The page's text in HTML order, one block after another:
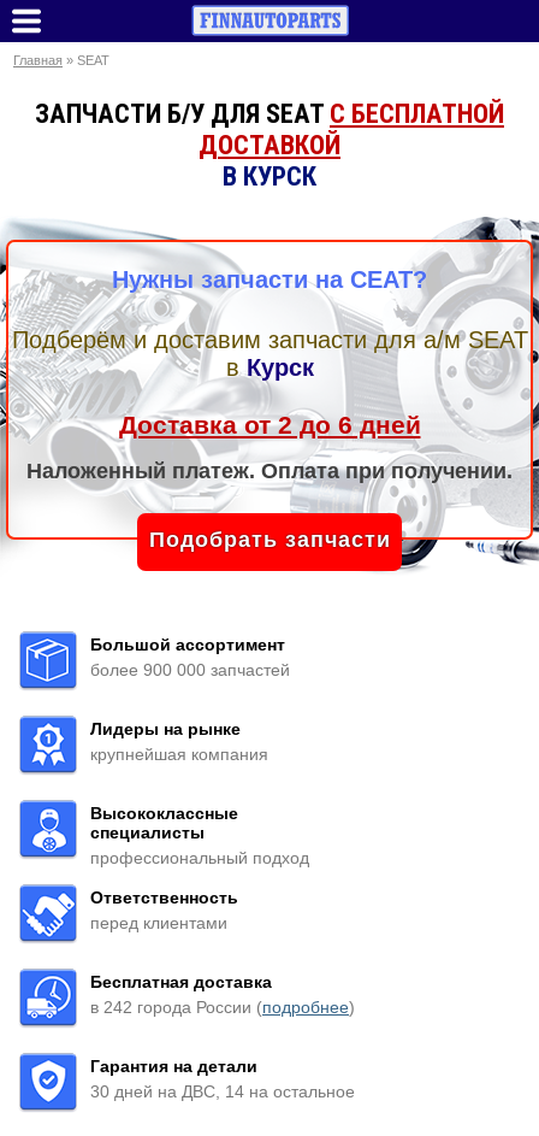
Главная » SEAT
ЗАПЧАСТИ Б/У ДЛЯ SEAT С БЕСПЛАТНОЙ
ДОСТАВКОЙ
В КУРСК
Нужны запчасти на СЕАТ?
Подберём и доставим запчасти для а/м SEAT
в Курск
Доставка от 2 до 6 дней
Наложенный платеж. Оплата при получении.
Подобрать запчасти
Большой ассортимент
более 900 000 запчастей
Лидеры на рынке
крупнейшая компания
Высококлассные
специалисты
профессиональный подход
Ответственность
перед клиентами
Бесплатная доставка
в 242 города России (подробнее)
Гарантия на детали
30 дней на ДВС, 14 на остальное